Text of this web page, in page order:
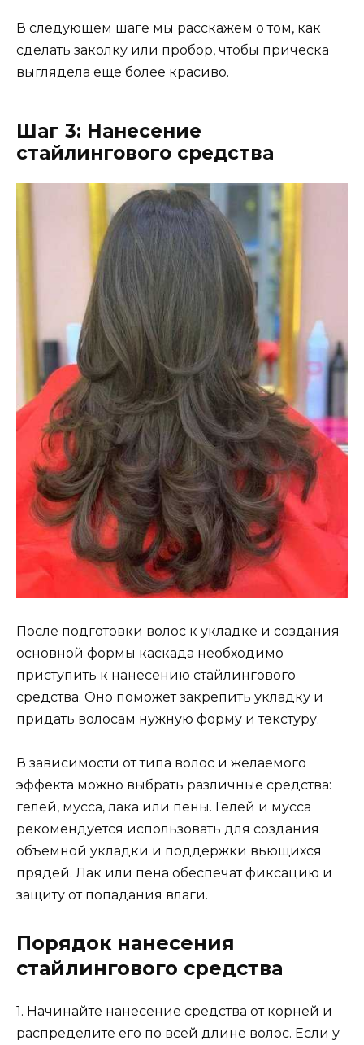
В следующем шаге мы расскажем о том, как
сделать заколку или пробор, чтобы прическа
выглядела еще более красиво.
Шаг 3: Нанесение
стайлингового средства
После подготовки волос к укладке и создания
основной формы каскада необходимо
приступить к нанесению стайлингового
средства. Оно поможет закрепить укладку и
придать волосам нужную форму и текстуру.
В зависимости от типа волос и желаемого
эффекта можно выбрать различные средства:
гелей, мусса, лака или пены. Гелей и мусса
рекомендуется использовать для создания
объемной укладки и поддержки вьющихся
прядей. Лак или пена обеспечат фиксацию и
защиту от попадания влаги.
Порядок нанесения
стайлингового средства
1. Начинайте нанесение средства от корней и
распределите его по всей длине волос. Если у